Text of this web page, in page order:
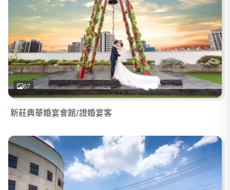
67
新莊典華婚宴會館/證婚宴客